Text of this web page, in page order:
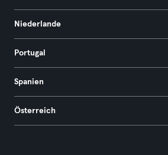
Niederlande
Portugal
Spanien
Österreich